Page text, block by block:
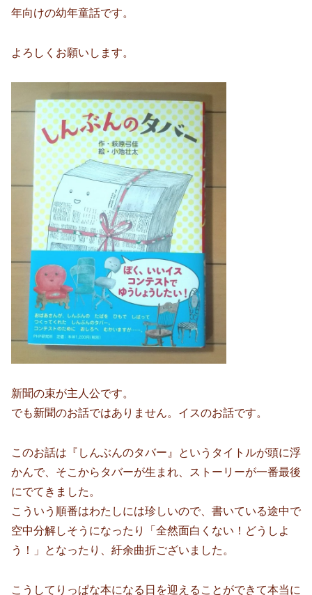
年向けの幼年童話です。
よろしくお願いします。
新聞の束が主人公です。
でも新聞のお話ではありません。イスのお話です。
このお話は『しんぶんのタバー』というタイトルが頭に浮
かんで、そこからタバーが生まれ、ストーリーが一番最後
にでてきました。
こういう順番はわたしには珍しいので、書いている途中で
空中分解しそうになったり「全然面白くない！どうしよ
う！」となったり、紆余曲折ございました。
こうしてりっぱな本になる日を迎えることができて本当に